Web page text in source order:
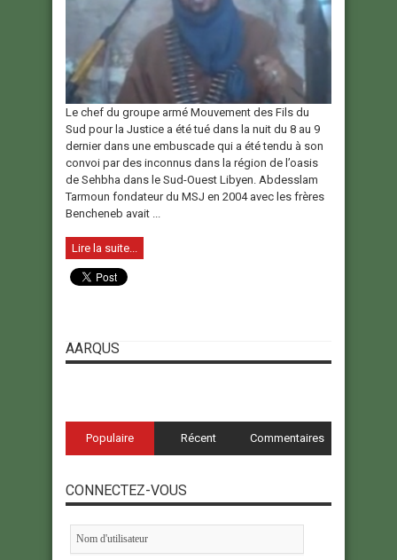
Le chef du groupe armé Mouvement des Fils du
Sud pour la Justice a été tué dans la nuit du 8 au 9
dernier dans une embuscade qui a été tendu à son
convoi par des inconnus dans la région de l’oasis
de Sehbha dans le Sud-Ouest Libyen. Abdesslam
Tarmoun fondateur du MSJ en 2004 avec les frères
Bencheneb avait ...
Lire la suite...
AARQUS
Populaire Récent Commentaires
CONNECTEZ-VOUS